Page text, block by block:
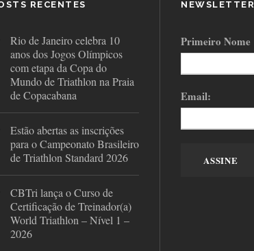
RECENTES
Rio de Janeiro celebra 10
anos dos Jogos Olímpicos
com etapa da Copa do
Mundo de Triathlon na Praia
de Copacabana
Estão abertas as inscrições
para o Campeonato Brasileiro
de Triathlon Standard 2026
CBTri lança o Curso de
Certificação de Treinador(a)
World Triathlon – Nível 1 –
2026
NEWSLETTER
Primeiro Nome
Email: